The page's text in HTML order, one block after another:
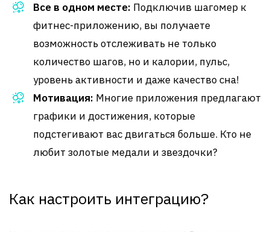
Все в одном месте: Подключив шагомер к
фитнес-приложению, вы получаете
возможность отслеживать не только
количество шагов, но и калории, пульс,
уровень активности и даже качество сна!
Мотивация: Многие приложения предлагают
графики и достижения, которые
подстегивают вас двигаться больше. Кто не
любит золотые медали и звездочки?
Как настроить интеграцию?